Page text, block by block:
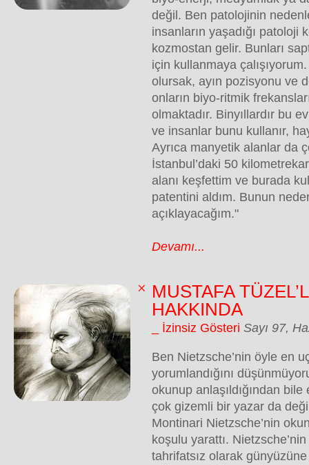
değil. Ben patolojinin
insanların yaşadığı patoloji
kozmostan gelir. Bunları
için kullanmaya
olursak, ayın pozisyonu ve
onların biyo-ritmik
olmaktadır. Binyıllardır bu
ve insanlar bunu kullanır,
Ayrıca manyetik alanlar da
İstanbul’daki 50
alanı keşfettim ve burada
patentini aldım. Bunun
açıklayacağım."
Devamı...
MUSTAFA
HAKKINDA
_ İzinsiz Gösteri Sayı 97,
Ben Nietzsche’nin öyle en
yorumlandığını
okunup anlaşıldığından
çok gizemli bir yazar da
Montinari Nietzsche’nin
koşulu yarattı.
tahrifatsız olarak günyüzüne